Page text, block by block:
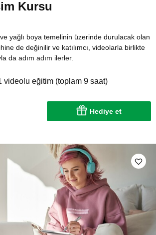
Kursu
yağlı boya temelinin üzerinde durulacak olan
de değinilir ve katılımcı, videolarla birlikte
da adım adım ilerler.
videolu eğitim (toplam 9 saat)
Hediye et